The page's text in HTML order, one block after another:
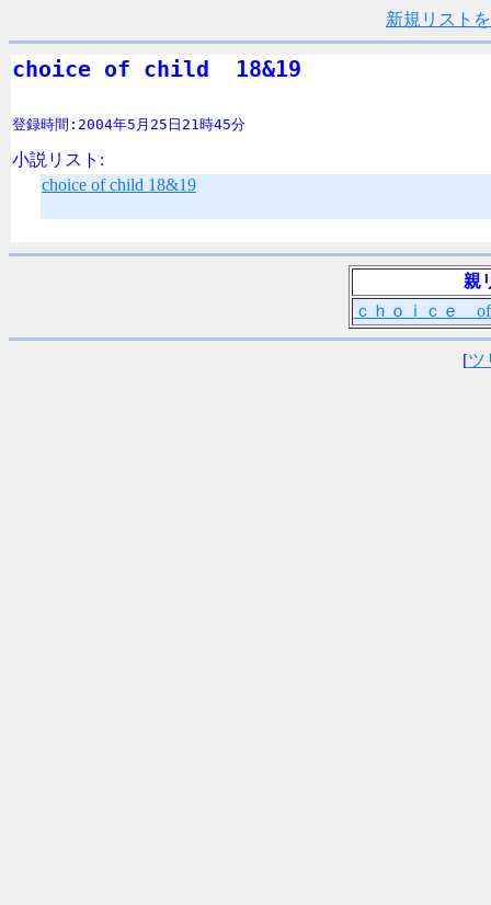
新規リスト
choice of child  18&19
登録時間:2004年5月25日21時45分
小説リスト:
choice of child 18&19
親
ｃｈｏｉｃｅ
[ツ